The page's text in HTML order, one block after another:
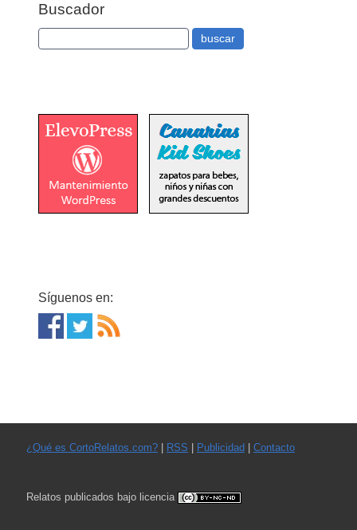
Buscador
Síguenos en:
¿Qué es CortoRelatos.com?| RSS Publicidad Contacto
Relatos publicados bajo licencia